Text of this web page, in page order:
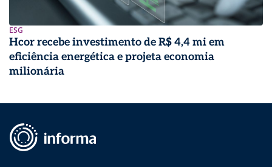
ESG
Hcor recebe investimento de R$ 4,4 mi em
eficiência energética e projeta economia
milionária